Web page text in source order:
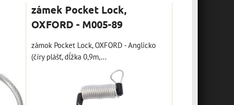
zámek Pocket Lock,
OXFORD - M005-89
zámok Pocket Lock, OXFORD - Anglicko
(číry plášť, dĺžka 0,9m,...